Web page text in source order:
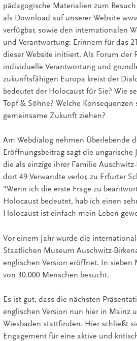
pädagogische Materialien zum
als Download auf unserer Website
verfügbar, sowie den internationalen
und Verantwortung: Erinnern für das
dieser Website initiiert. Als Forum der
individuelle Verantwortung und
zukunftsfähigen Europa kreist der
bedeutet der Holocaust für Sie? Wie
Topf & Söhne? Welche
gemeinsame Zukunft ziehen?
Am Webdialog nehmen Überlebende
Eröffnungsbeitrag sagt die ungarische
die als einzige ihrer Familie
dort 49 Verwandte verlor, zu Erfurter
"Wenn ich die erste Frage zu
Holocaust bedeutet, hab ich einen
Holocaust ist einfach mein Leben
Vor einem Jahr wurde die
Staatlichen Museum Auschwitz-
englischen Version eröffnet. In sieben
von 30.000 Menschen besucht.
Es ist gut, dass die nächsten
englischen Version nun hier in Mainz
Wiesbaden stattfinden. Hier schließt
Engagement für eine aktive und